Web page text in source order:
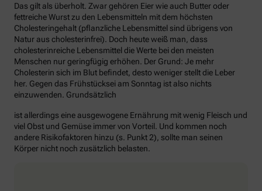
Das gilt als überholt. Zwar gehören Eier wie auch Butter oder
fettreiche Wurst zu den Lebensmitteln mit dem höchsten
Cholesteringehalt (pflanzliche Lebensmittel sind übrigens von
Natur aus cholesterinfrei). Doch heute weiß man, dass
cholesterinreiche Lebensmittel die Werte bei den meisten
Menschen nur geringfügig erhöhen. Der Grund: Je mehr
Cholesterin sich im Blut befindet, desto weniger stellt die Leber
her. Gegen das Frühstücksei am Sonntag ist also nichts
einzuwenden. Grundsätzlich
ist allerdings eine ausgewogene Ernährung mit wenig Fleisch und
viel Obst und Gemüse immer von Vorteil. Und kommen noch
andere Risikofaktoren hinzu (s. Punkt 2), sollte man seinen
Körper nicht noch zusätzlich belasten.